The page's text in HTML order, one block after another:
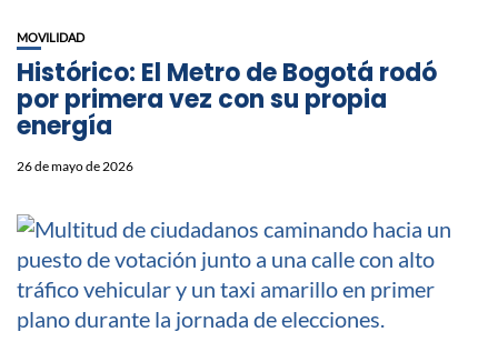
MOVILIDAD
Histórico: El Metro de Bogotá rodó
por primera vez con su propia
energía
26 de mayo de 2026